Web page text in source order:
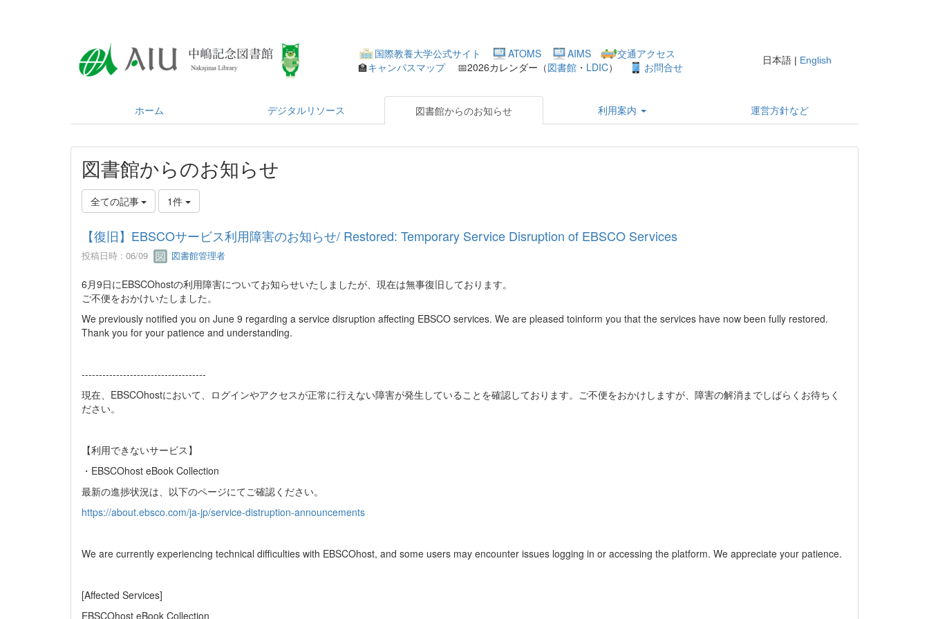
国際教養大学公式サイト ATOMS AIMS
交通アクセス
🏫キャンパスマップ📅2026カレンダー（図書館 ・ LDIC） お問合せ 日本語 | English
ホーム デジタルリソース 図書館からのお知らせ 利用案内 運営方針など
図書館からのお知らせ
全ての記事 1件
【復旧】EBSCOサービス利用障害のお知らせ/ Restored: Temporary Service Disruption of EBSCO Services
投稿日時 : 06/09 図書館管理者
6月9日にEBSCOhostの利用障害についてお知らせいたしましたが、現在は無事復旧しております。
ご不便をおかけいたしました。
We previously notified you on June 9 regarding a service disruption affecting EBSCO services. We are pleased toinform you that the services have now been fully restored.
Thank you for your patience and understanding.
------------------------------------
現在、EBSCOhostにおいて、ログインやアクセスが正常に行えない障害が発生していることを確認しております。ご不便をおかけしますが、障害の解消までしばらくお待ちく
ださい。
【利用できないサービス】
・EBSCOhost eBook Collection
最新の進捗状況は、以下のページにてご確認ください。
https://about.ebsco.com/ja-jp/service-distruption-announcements
We are currently experiencing technical difficulties with EBSCOhost, and some users may encounter issues logging in or accessing the platform. We appreciate your patience.
[Affected Services]
EBSCOhost eBook Collection